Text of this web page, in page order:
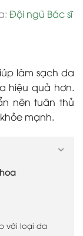
Đội ngũ Bác sĩ
làm sạch da
hiệu quả hơn.
nên tuân thủ
mạnh.
với loại da